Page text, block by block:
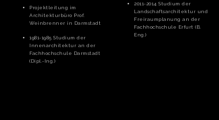
Projektleitung im
Architekturbüro Prof.
Weinbrenner in Darmstadt
1981-1985 Studium der
Innenarchitektur an der
Fachhochschule Darmstadt
(Dipl.-Ing.)
2011-2014 Studium der
Landschaftsarchitektur und
Freiraumplanung an der
Fachhochschule Erfurt (B.
Eng.)